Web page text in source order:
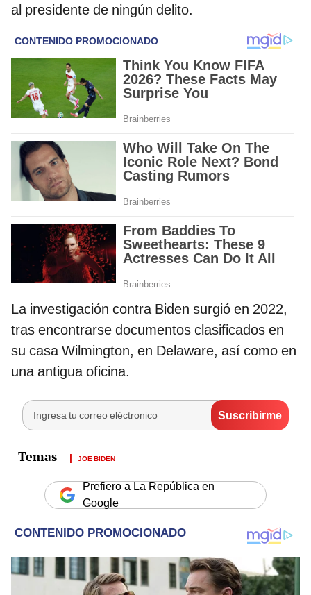
al presidente de ningún delito.
La investigación contra Biden surgió en 2022,
tras encontrarse documentos clasificados en
su casa Wilmington, en Delaware, así como en
una antigua oficina.
JOE BIDEN
Prefiero a La República en
Google